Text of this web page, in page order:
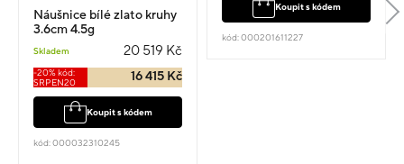
Náušnice bílé zlato kruhy
3.6cm 4.5g
Skladem 20 519 Kč
-20% kód:
SRPEN20
16 415 Kč
Koupit s kódem
kód: 000032310245
Koupit s kódem
kód: 000201611227